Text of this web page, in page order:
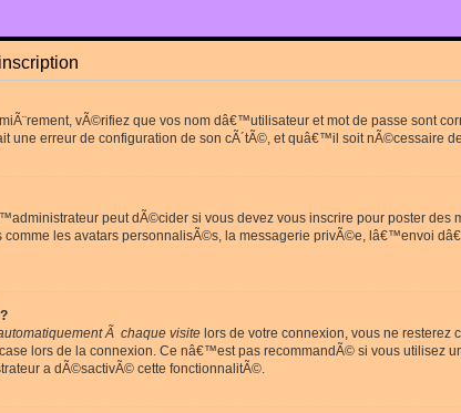
vÃ©rifiez que vos nom dâ€™utilisateur et mot de passe
une erreur de configuration de son cÃ´tÃ©, et quâ€™il soit nÃ©cessaire
peut dÃ©cider si vous devez vous inscrire pour poster
comme les avatars personnalisÃ©s, la messagerie privÃ©e, lâ€™envoi
Ã chaque visite lors de votre connexion, vous ne
lors de la connexion. Ce nâ€™est pas recommandÃ© si vous
a dÃ©sactivÃ© cette fonctionnalitÃ©.